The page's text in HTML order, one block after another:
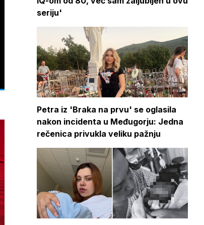
seriju'
Petra iz 'Braka na prvu' se oglasila
nakon incidenta u Međugorju: Jedna
rečenica privukla veliku pažnju